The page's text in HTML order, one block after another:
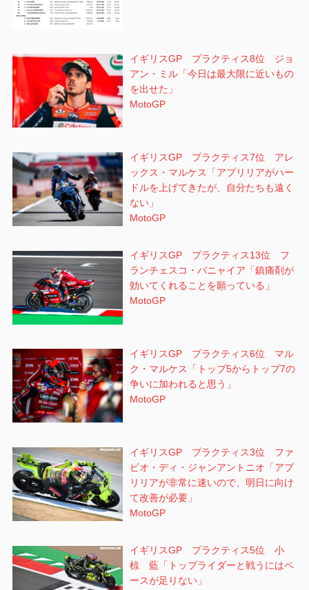
イギリスGP プラクティス8位 ジョ
アン・ミル「今日は最大限に近いもの
を出せた」
MotoGP
イギリスGP プラクティス7位 アレ
ックス・マルケス「アプリリアがハー
ドルを上げてきたが、自分たちも遠く
ない」
MotoGP
イギリスGP プラクティス13位 フ
ランチェスコ・バニャイア「鎮痛剤が
効いてくれることを願っている」
MotoGP
イギリスGP プラクティス6位 マル
ク・マルケス「トップ5からトップ7の
争いに加われると思う」
MotoGP
イギリスGP プラクティス3位 ファ
ビオ・ディ・ジャンアントニオ「アプ
リリアが非常に速いので、明日に向け
て改善が必要」
MotoGP
イギリスGP プラクティス5位 小
椋 藍「トップライダーと戦うにはペ
ースが足りない」